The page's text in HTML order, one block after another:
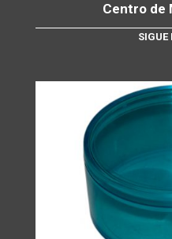
Centro de
SIGUE